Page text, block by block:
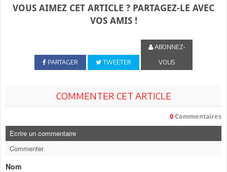
VOUS AIMEZ CET ARTICLE ? PARTAGEZ-LE AVEC
VOS AMIS !
PARTAGER TWEETER
ABONNEZ-
VOUS
COMMENTER CET ARTICLE
0 Commentaires
Ecrire un commentaire
Commenter
Nom